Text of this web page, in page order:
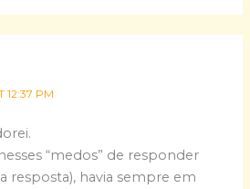
12:37 PM
“medos” de responder
resposta), havia sempre em